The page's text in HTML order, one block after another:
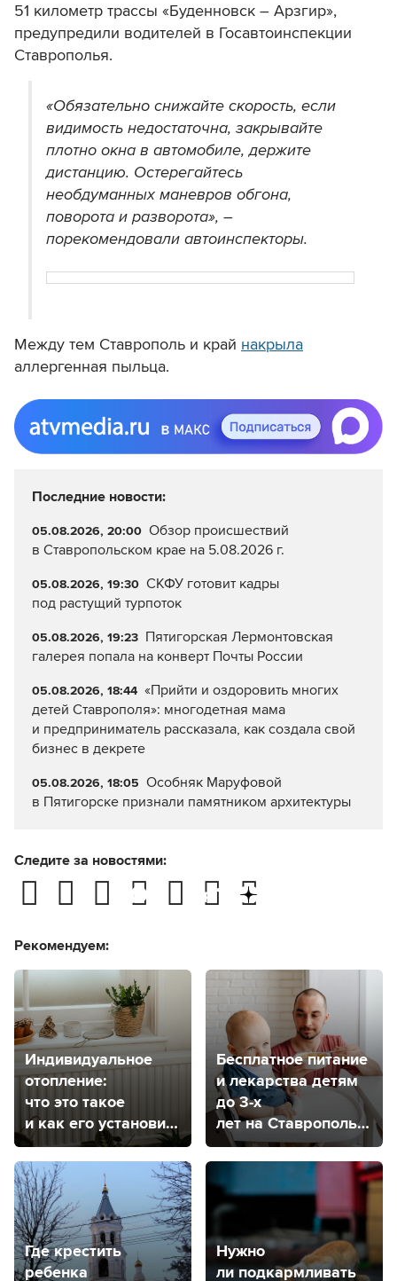
51 километр трассы «Буденновск – Арзгир»,
предупредили водителей в Госавтоинспекции
Ставрополья.
«Обязательно снижайте скорость, если
видимость недостаточна, закрывайте
плотно окна в автомобиле, держите
дистанцию. Остерегайтесь
необдуманных маневров обгона,
поворота и разворота», –
порекомендовали автоинспекторы.
Между тем Ставрополь и край накрыла
аллергенная пыльца.
Последние новости:
05.08.2026, 20:00 Обзор происшествий
в Ставропольском крае на 5.08.2026 г.
05.08.2026, 19:30 СКФУ готовит кадры
под растущий турпоток
05.08.2026, 19:23 Пятигорская Лермонтовская
галерея попала на конверт Почты России
05.08.2026, 18:44 «Прийти и оздоровить многих
детей Ставрополя»: многодетная мама
и предприниматель рассказала, как создала свой
бизнес в декрете
05.08.2026, 18:05 Особняк Маруфовой
в Пятигорске признали памятником архитектуры
Следите за новостями:
Рекомендуем:
Индивидуальное
отопление:
что это такое
и как его установить
в Ставрополе?
Бесплатное питание
и лекарства детям
до 3-х
лет на Ставрополье:
как получить?
Где крестить
ребенка
Нужно
ли подкармливать